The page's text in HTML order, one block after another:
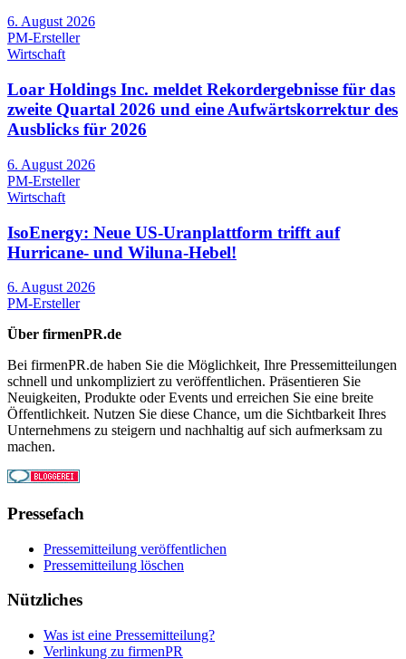
6. August 2026
PM-Ersteller
Wirtschaft
Loar Holdings Inc. meldet Rekordergebnisse für das
zweite Quartal 2026 und eine Aufwärtskorrektur des
Ausblicks für 2026
6. August 2026
PM-Ersteller
Wirtschaft
IsoEnergy: Neue US-Uranplattform trifft auf
Hurricane- und Wiluna-Hebel!
6. August 2026
PM-Ersteller
Über firmenPR.de
Bei firmenPR.de haben Sie die Möglichkeit, Ihre Pressemitteilungen
schnell und unkompliziert zu veröffentlichen. Präsentieren Sie
Neuigkeiten, Produkte oder Events und erreichen Sie eine breite
Öffentlichkeit. Nutzen Sie diese Chance, um die Sichtbarkeit Ihres
Unternehmens zu steigern und nachhaltig auf sich aufmerksam zu
machen.
Pressefach
Pressemitteilung veröffentlichen
Pressemitteilung löschen
Nützliches
Was ist eine Pressemitteilung?
Verlinkung zu firmenPR